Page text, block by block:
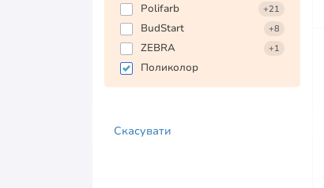
Polifarb +21
BudStart +8
ZEBRA +1
Поликолор
Скасувати